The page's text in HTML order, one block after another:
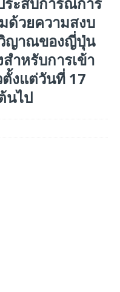
ด้วยความสงบ
ญาณของญี่ปุ่น
ำหรับการเข้า
งแต่วันที่ 17
นไป